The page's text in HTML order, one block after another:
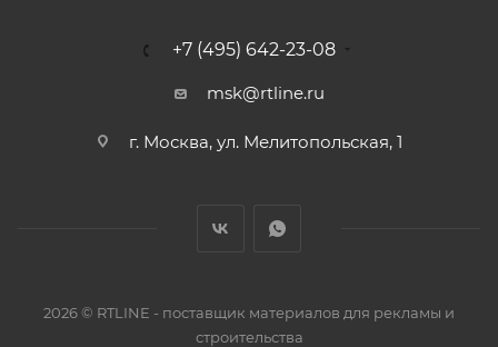
+7 (495) 642-23-08
msk@rtline.ru
г. Москва, ул. Мелитопольская, 1
2026 © RTLINE - поставщик материалов для рекламы и
строительства